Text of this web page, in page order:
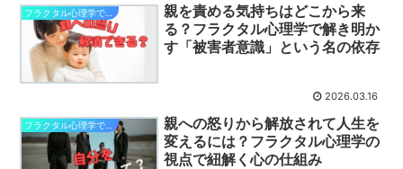
親を責める気持ちはどこから来
る？フラクタル心理学で解き明か
す「被害者意識」という名の依存
2026.03.16
親への怒りから解放されて人生を
変えるには？フラクタル心理学の
視点で紐解く心の仕組み